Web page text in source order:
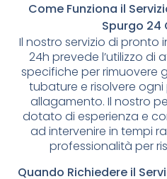
Come Funziona il
Spurgo 24
Il nostro servizio di pronto
24h prevede l’utilizzo di
specifiche per rimuovere
tubature e risolvere
allagamento. Il nostro
dotato di esperienza e
ad intervenire in tempi
professionalità per
Quando Richiedere il